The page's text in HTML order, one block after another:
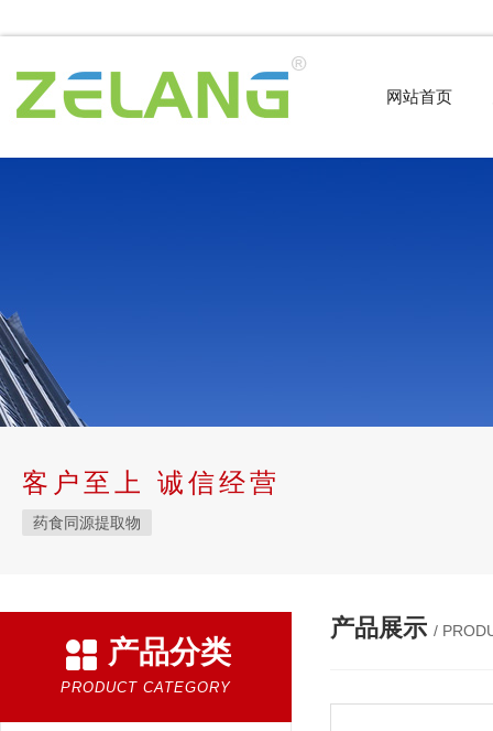
网站首页
客户至上 诚信经营
药食同源提取物
产品分类
PRODUCT CATEGORY
产品展示 /